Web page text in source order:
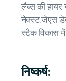
लैब्स की
नेक्स्ट.जेएस
स्टैक विकास में
निष्कर्ष: